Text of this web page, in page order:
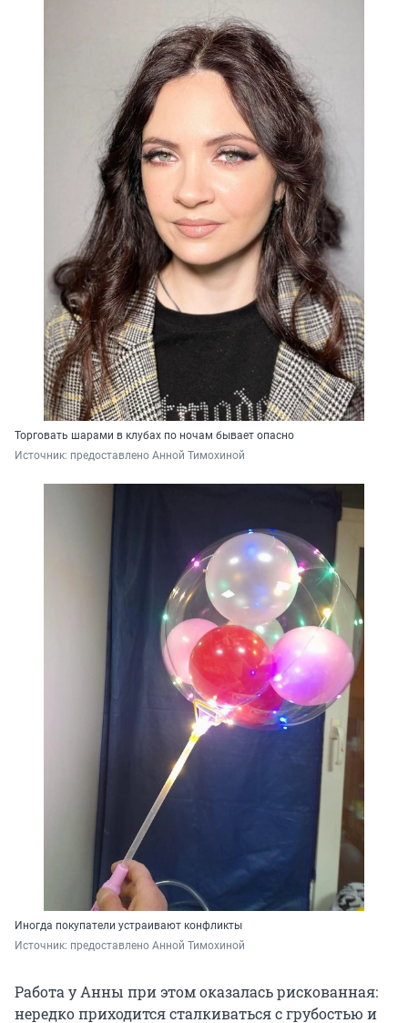
Торговать шарами в клубах по ночам бывает опасно
Источник: предоставлено Анной Тимохиной
Иногда покупатели устраивают конфликты
Источник: предоставлено Анной Тимохиной
Работа у Анны при этом оказалась рискованная:
нередко приходится сталкиваться с грубостью и